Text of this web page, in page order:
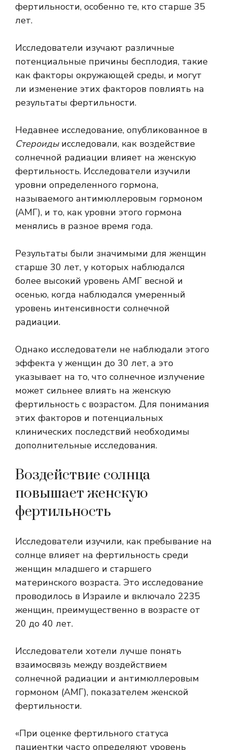
фертильности, особенно те, кто старше 35
лет.
Исследователи изучают различные
потенциальные причины бесплодия, такие
как факторы окружающей среды, и могут
ли изменение этих факторов повлиять на
результаты фертильности.
Недавнее исследование, опубликованное в
Стероидыисследовали, как воздействие
солнечной радиации влияет на женскую
фертильность. Исследователи изучили
уровни определенного гормона,
называемого антимюллеровым гормоном
(АМГ), и то, как уровни этого гормона
менялись в разное время года.
Результаты были значимыми для женщин
старше 30 лет, у которых наблюдался
более высокий уровень АМГ весной и
осенью, когда наблюдался умеренный
уровень интенсивности солнечной
радиации.
Однако исследователи не наблюдали этого
эффекта у женщин до 30 лет, а это
указывает на то, что солнечное излучение
может сильнее влиять на женскую
фертильность с возрастом. Для понимания
этих факторов и потенциальных
клинических последствий необходимы
дополнительные исследования.
Воздействие солнца
повышает женскую
фертильность
Исследователи изучили, как пребывание на
солнце влияет на фертильность среди
женщин младшего и старшего
материнского возраста. Это исследование
проводилось в Израиле и включало 2235
женщин, преимущественно в возрасте от
20 до 40 лет.
Исследователи хотели лучше понять
взаимосвязь между воздействием
солнечной радиации и антимюллеровым
гормоном (АМГ), показателем женской
фертильности.
«При оценке фертильного статуса
пациентки часто определяют уровень